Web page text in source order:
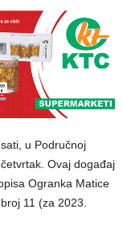
u Područnoj
Ovaj događaj
Ogranka Matice
11 (za 2023.